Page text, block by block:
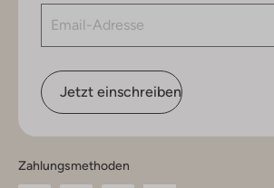
Jetzt einschreiben
Zahlungsmethoden